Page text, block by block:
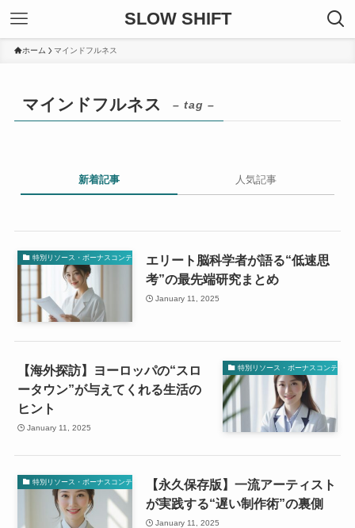
SLOW SHIFT
ホーム マインドフルネス
マインドフルネス – tag –
新着記事 人気記事
特別リソース・ボーナスコンテンツ エリート脳科学者が語る“低速思
考”の最先端研究まとめ
January 11, 2025
特別リソース・ボーナスコンテンツ
【海外探訪】ヨーロッパの“スロ
ータウン”が与えてくれる生活の
ヒント
January 11, 2025
特別リソース・ボーナスコンテンツ
【永久保存版】一流アーティスト
が実践する“遅い制作術”の裏側
January 11, 2025